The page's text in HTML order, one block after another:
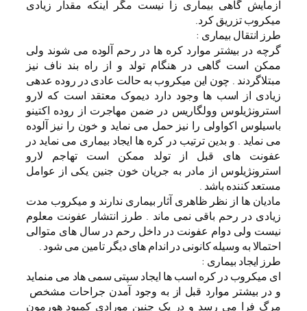
آزمایش گاهی بیماری زا نیست مگر اینکه مقدار زیادی
میکروب تزریق کرد.
طرز انتقال بیماری :
گرچه در بیشتر موارد کره ها در رحم آلوده می شوند ولی
ممکن است گاهی در هنگام تولد و از راه بند ناف نیز
مبتلاگردند . چون این میکروب به حالت عادی در روده عدهی
زیادی از اسب ها وجود دارد دیموک معتقد است که لارو
استرونژیلوس وولگاریس در ضمن مهاجرت از روده اکتینو
باسیلوس اکواولی را نیز حمل می نماید و خون را نیز آلوده
می نماید . و بدین ترتیب در کره ها ایجاد بیماری می نماید در
عفونت های قبل از تولد ممکن است تهاجم لارو
استرونژیلوس از مادر به جریان خون جنین یکی از عوامل
مستعد کننده باشد .
مادیان ها از نظر ظاهری آثار بیماری ندارند و میکروب مدت
زیادی در رحم باقی نمی ماند . طرز انتشار عفونت معلوم
نیست ولی دوام عفونت در داخل رحم در سال های متوالی
احتمالا به وسیله کانونی در اندام های دیگر تامین می شود .
طرز ایجاد بیماری :
ای میکروب در کره اسب ها ایجاد سپتی سمی هاد می منماید
و در بیشتر موارد قبل از به وجود آمدن جراحات مشخص
مرگ فرا می رسد و در یک چنین مورادی کمبود هورمون